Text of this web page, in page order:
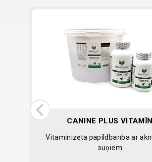
CANINE PLUS
Vitaminizēta papildbarība ar
suņiem.